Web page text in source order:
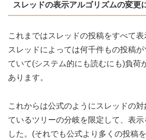
スレッドの表示アルゴリズムの変更
これまではスレッドの投稿をすべて表
スレッドによっては何千件もの投稿
ていて(システム的にも読むにも)負荷
あります。
これからは公式のようにスレッドの
ているツリーの分岐を限定して、表示
した。(それでも公式より多くの投稿